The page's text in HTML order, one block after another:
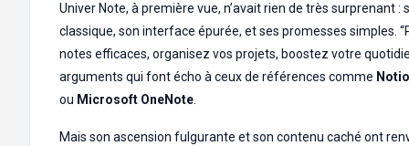
Univer Note, à première vue, n’avait rien de très surprenant :
classique, son interface épurée, et ses promesses simples.
notes efficaces, organisez vos projets, boostez votre
arguments qui font écho à ceux de références comme
ou Microsoft OneNote
Mais son ascension fulgurante et son contenu caché ont